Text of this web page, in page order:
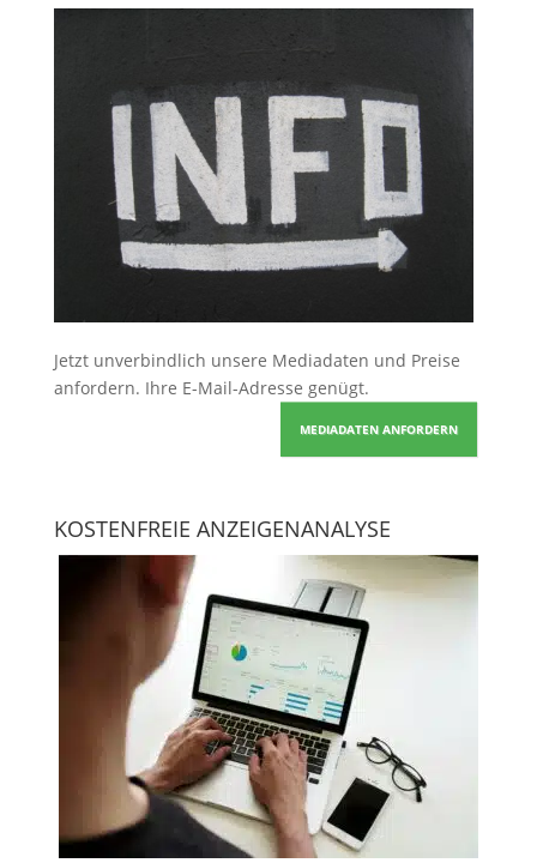
Jetzt unverbindlich unsere Mediadaten und Preise
anfordern. Ihre E-Mail-Adresse genügt.
MEDIADATEN ANFORDERN
KOSTENFREIE ANZEIGENANALYSE